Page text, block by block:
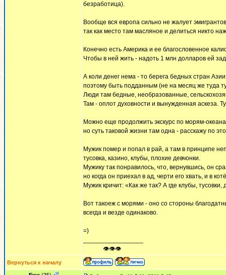
безработица).
Вообще вся европа сильно не жалует
так как место там масляное и делиться никто
Конечно есть Америка и ее благословенное
Чтобы в ней жить - надоть 1 млн долларов ей
А коли денег нема - то берега бедных стран
поэтому быть подданным (не на месяц же туда
Люди там бедные, необразованные,
Там - оплот духовности и вынужденная аскеза.
Можно еще продолжить экскурс по морям-
но суть таковой жизни там одна - расскажу по
Мужик помер и попал в рай, а там в принципе
тусовка, казино, клубы, плохие девчонки.
Мужику так понравилось, что, вернувшись, он
но когда он приехал в ад, черти его хвать, и в
Мужик кричит: «Как же так? А где клубы,
Вот такоеж с морями - оно со стороны
всегда и везде одинаково.
=)
ᅠ ᅠ ᅠ👁👁👁
Вернуться к началу